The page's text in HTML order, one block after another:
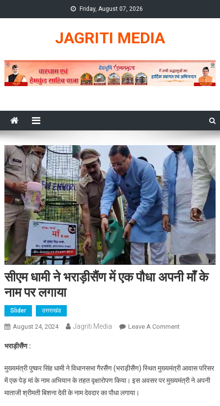
to
Friday, August 07, 2026
JAGRITI MEDIA
सीएम धामी ने भराड़ीसैंण में एक पौधा अपनी माँ के
नाम पर लगाया
Slider उत्तराखंड
August 24, 2024 Jagriti Media Leave A CommentOn
भराड़ीसैंण
में
भराड़ीसैंण :
मुख्यमंत्री पुष्कर सिंह धामी ने विधानसभा गैरसैंण (भराड़ीसैंण) स्थित मुख्यमंत्री आवास परिसर
में एक पेड़ मां के नाम अभियान के तहत वृक्षारोपण किया। इस अवसर पर मुख्यमंत्री ने अपनी
माताजी श्रीमती बिशना देवी के नाम देवदार का पौधा लगाया।